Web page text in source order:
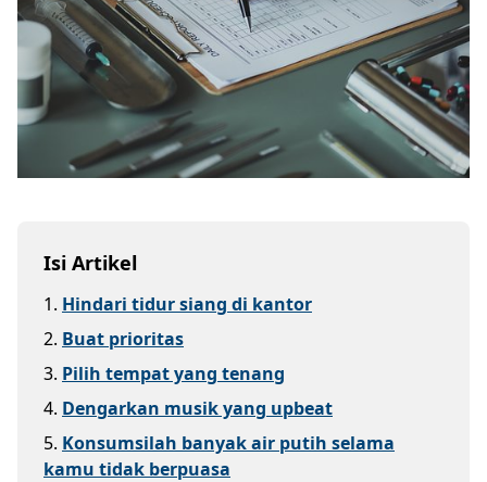
Isi Artikel
1. Hindari tidur siang di kantor
2. Buat prioritas
3. Pilih tempat yang tenang
4. Dengarkan musik yang upbeat
5. Konsumsilah banyak air putih selama
kamu tidak berpuasa